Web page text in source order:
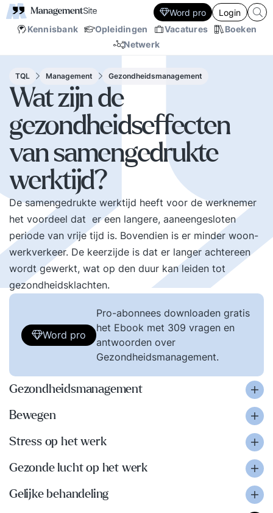
Kennisbank Opleidingen Vacatures
Boeken
Netwerk
Word pro Login
TQL Management Gezondheidsmanagement
Wat zijn de
gezondheidseffecten
van samengedrukte
werktijd?
De samengedrukte werktijd heeft voor de werknemer
het voordeel dat er een langere, aaneengesloten
periode van vrije tijd is. Bovendien is er minder woon-
werkverkeer. De keerzijde is dat er langer achtereen
wordt gewerkt, wat op den duur kan leiden tot
gezondheidsklachten.
Word pro
Pro-abonnees downloaden gratis
het Ebook met 309 vragen en
antwoorden over
Gezondheidsmanagement.
Gezondheidsmanagement
Bewegen
Stress op het werk
Gezonde lucht op het werk
Gelijke behandeling